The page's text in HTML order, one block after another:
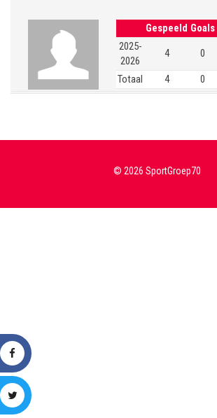
Gespeeld Goals
2025-
2026
4 0
Totaal 4 0
© 2026 SportGroep70